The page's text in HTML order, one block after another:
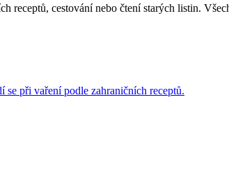
receptů, cestování nebo čtení starých listin.
při vaření podle zahraničních receptů.